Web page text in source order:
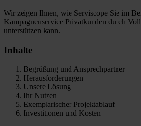
Wir zeigen Ihnen, wie Serviscope Sie im
Kampagnenservice Privatkunden durch
unterstützen kann.
Inhalte
Begrüßung und Ansprechpartner
Herausforderungen
Unsere Lösung
Ihr Nutzen
Exemplarischer Projektablauf
Investitionen und Kosten